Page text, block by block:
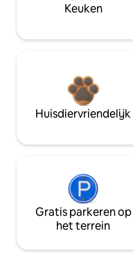
Keuken
Huisdiervriendelijk
Gratis parkeren op
het terrein